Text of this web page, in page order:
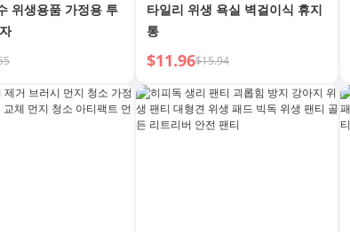
위생용품 가정용 투
타일리 위생 욕실 벽걸이식 휴지
통
$11.96$15.94